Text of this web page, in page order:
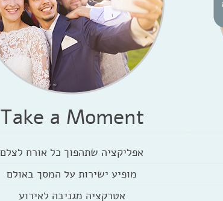
Take a Moment
אפליקציה שתהפוך כל אורח לצלם
מופיע ישירות על המסך באולם
אטרקציה מגניבה לאירוע